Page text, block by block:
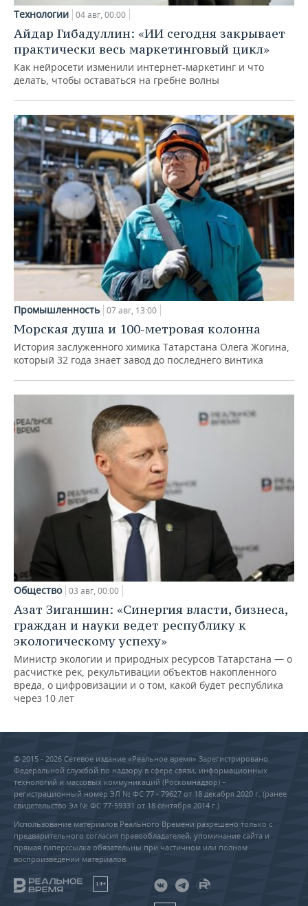
Технологии 04 авг, 00:00
Айдар Гибадуллин: «ИИ сегодня закрывает
практически весь маркетинговый цикл»
Как нейросети изменили интернет-маркетинг и что
делать, чтобы оставаться на гребне волны
Промышленность 07 авг, 13:00
Морская душа и 100-метровая колонна
История заслуженного химика Татарстана Олега Жогина,
который 32 года знает завод до последнего винтика
Общество 03 авг, 00:00
Азат Зиганшин: «Синергия власти, бизнеса,
граждан и науки ведет республику к
экологическому успеху»
Министр экологии и природных ресурсов Татарстана — о
расчистке рек, рекультивации объектов накопленного
вреда, о цифровизации и о том, какой будет республика
через 10 лет
© 2015 - 2026 Сетевое издание «Реальное время» Зарегистрировано
Федеральной службой по надзору в сфере связи, информационных
технологий и массовых коммуникаций (Роскомнадзор) –
регистрационный номер ЭЛ № ФС 77 - 79627 от 18 декабря 2020 г. (ранее
свидетельство Эл № ФС 77-59331 от 18 сентября 2014 г.)
Использование материалов Реального Времени разрешено только с
предварительного согласия правообладателей, упоминание сайта и
прямая гиперссылка обязательны при частичном или полном
воспроизведении материалов.
18+